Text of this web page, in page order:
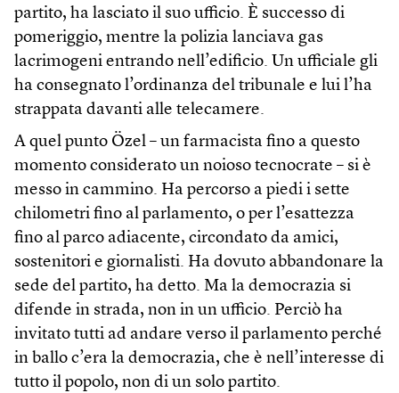
partito, ha lasciato il suo ufficio. È successo di
pomeriggio, mentre la polizia lanciava gas
lacrimogeni entrando nell’edificio. Un ufficiale gli
ha consegnato l’ordinanza del tribunale e lui l’ha
strappata davanti alle telecamere.
A quel punto Özel – un farmacista fino a questo
momento considerato un noioso tecnocrate – si è
messo in cammino. Ha percorso a piedi i sette
chilometri fino al parlamento, o per l’esattezza
fino al parco adiacente, circondato da amici,
sostenitori e giornalisti. Ha dovuto abbandonare la
sede del partito, ha detto. Ma la democrazia si
difende in strada, non in un ufficio. Perciò ha
invitato tutti ad andare verso il parlamento perché
in ballo c’era la democrazia, che è nell’interesse di
tutto il popolo, non di un solo partito.